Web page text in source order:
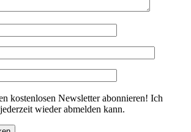
kostenlosen Newsletter abonnieren! Ich
wieder abmelden kann.